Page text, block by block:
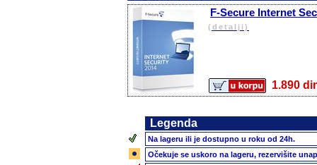
F-Secure Internet
(detalji)
1.890
Legenda
Na lageru ili je dostupno u roku od 24h.
Očekuje se uskoro na lageru, rezervišite